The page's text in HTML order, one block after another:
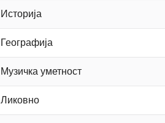
Историја
Географија
Музичка уметност
Ликовно